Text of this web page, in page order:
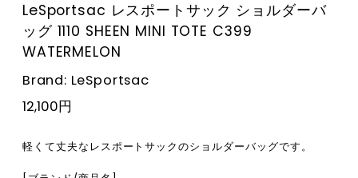
LeSportsac レスポートサック ショルダーバ
ッグ 1110 SHEEN MINI TOTE C399
WATERMELON
Brand: LeSportsac
12,100円
軽くて丈夫なレスポートサックのショルダーバッグです。